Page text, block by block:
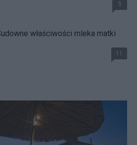
5
właściwości mleka matki
11